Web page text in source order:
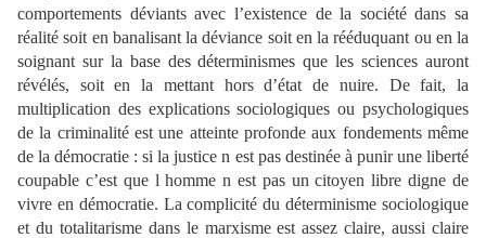
comportements déviants avec l’existence de la société dans sa
réalité soit en banalisant la déviance soit en la rééduquant ou en la
soignant sur la base des déterminismes que les sciences auront
révélés, soit en la mettant hors d’état de nuire. De fait, la
multiplication des explications sociologiques ou psychologiques
de la criminalité est une atteinte profonde aux fondements même
de la démocratie : si la justice n est pas destinée à punir une liberté
coupable c’est que l homme n est pas un citoyen libre digne de
vivre en démocratie. La complicité du déterminisme sociologique
et du totalitarisme dans le marxisme est assez claire, aussi claire